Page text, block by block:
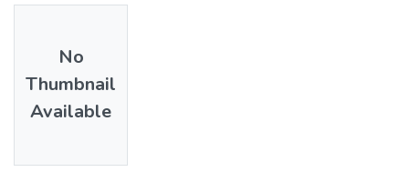
No
Thumbnail
Available